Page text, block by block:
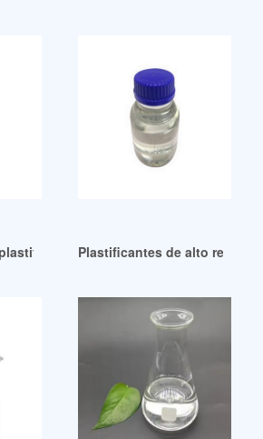
anticongelantes
Plastificantes de alto